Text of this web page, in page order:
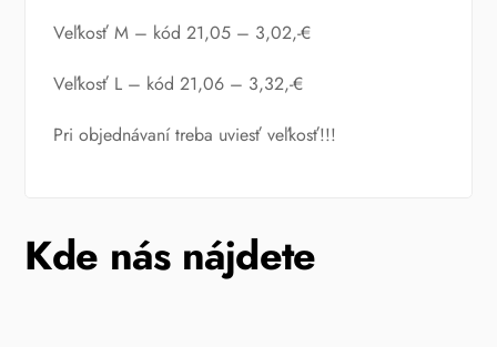
Veľkosť M – kód 21,05 – 3,02,-€
Veľkosť L – kód 21,06 – 3,32,-€
Pri objednávaní treba uviesť veľkosť!!!
Kde nás nájdete